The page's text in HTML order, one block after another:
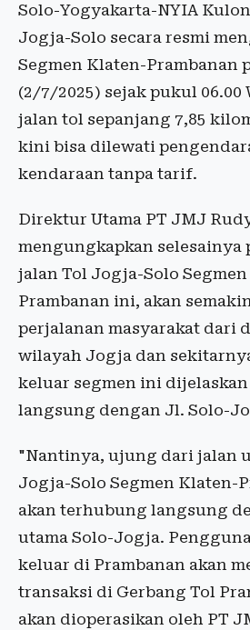
Solo-Yogyakarta-NYIA
Jogja-Solo secara resmi
Segmen Klaten-Prambanan
(2/7/2025) sejak pukul 06.00
jalan tol sepanjang 7,85
kini bisa dilewati
kendaraan tanpa tarif.
Direktur Utama PT JMJ
mengungkapkan selesainya
jalan Tol Jogja-Solo
Prambanan ini, akan
perjalanan masyarakat dari
wilayah Jogja dan
keluar segmen ini
langsung dengan Jl. Solo-
"Nantinya, ujung dari jalan
Jogja-Solo Segmen Klaten-
akan terhubung langsung
utama Solo-Jogja.
keluar di Prambanan akan
transaksi di Gerbang Tol
akan dioperasikan oleh PT